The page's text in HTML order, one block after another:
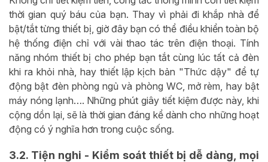
thời gian quý báu của bạn. Thay vì phải đi khắp nhà để
bật/tắt từng thiết bị, giờ đây bạn có thể điều khiển toàn bộ
hệ thống điện chỉ với vài thao tác trên điện thoại. Tính
năng nhóm thiết bị cho phép bạn tắt cùng lúc tất cả đèn
khi ra khỏi nhà, hay thiết lập kịch bản "Thức dậy" để tự
động bật đèn phòng ngủ và phòng WC, mở rèm, hay bật
máy nóng lạnh…. Những phút giây tiết kiệm được này, khi
cộng dồn lại, sẽ là thời gian đáng kể dành cho những hoạt
động có ý nghĩa hơn trong cuộc sống.
3.2. Tiện nghi - Kiểm soát thiết bị dễ dàng, mọi